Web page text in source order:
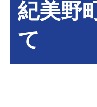
紀美野
て